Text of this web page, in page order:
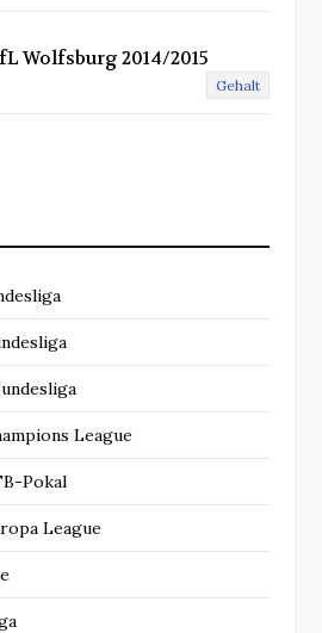
Wolfsburg 2014/2015
Gehalt
League
Pokal
League